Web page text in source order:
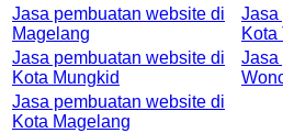
Jasa pembuatan website di
Magelang
Jasa
Kota
Jasa pembuatan website di
Kota Mungkid
Jasa
Jasa pembuatan website di
Kota Magelang